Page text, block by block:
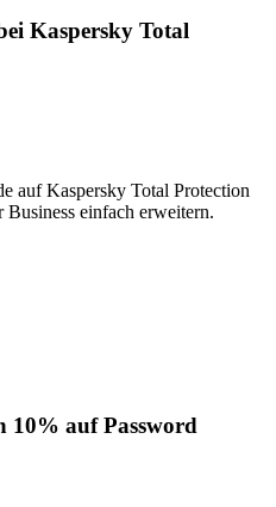
Kaspersky Total
auf Kaspersky Total Protection
einfach erweitern.
10% auf Password